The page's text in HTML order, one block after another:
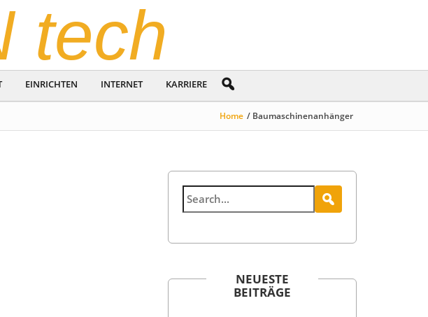
tech
EINRICHTEN INTERNET KARRIERE
Home / Baumaschinenanhänger
NEUESTE
BEITRÄGE